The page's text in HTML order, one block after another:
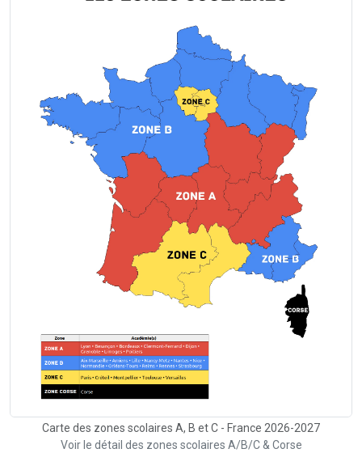
Carte des zones scolaires A, B et C - France 2026-2027
Voir le détail des zones scolaires A/B/C & Corse